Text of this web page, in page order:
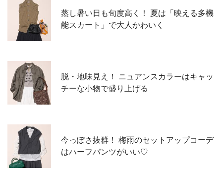
蒸し暑い日も旬度高く！ 夏は「映える多機
能スカート」で大人かわいく
脱・地味見え！ ニュアンスカラーはキャッ
チーな小物で盛り上げる
今っぽさ抜群！ 梅雨のセットアップコーデ
はハーフパンツがいい♡